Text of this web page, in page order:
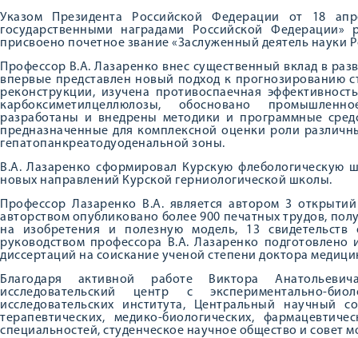
Указом Президента Российской Федерации от 18
государственными наградами Российской
присвоено почетное звание «Заслуженный деятель науки
Профессор В.А. Лазаренко внес существенный вклад в
впервые представлен новый подход к прогнозированию
реконструкции, изучена противоспаечная
карбоксиметилцеллюлозы, обосновано
разработаны и внедрены методики и программные
предназначенные для комплексной оценки роли
гепатопанкреатодуоденальной зоны.
В.А. Лазаренко сформировал Курскую флебологическую
новых направлений Курской герниологической школы.
Профессор Лазаренко В.А. является автором 3
авторством опубликовано более 900 печатных трудов,
на изобретения и полезную модель, 13
руководством профессора В.А. Лазаренко
диссертаций на соискание ученой степени доктора
Благодаря активной работе Виктора
исследовательский центр с экспериментально-
исследовательских института, Центральный научный
терапевтических, медико-биологических,
специальностей, студенческое научное общество и совет